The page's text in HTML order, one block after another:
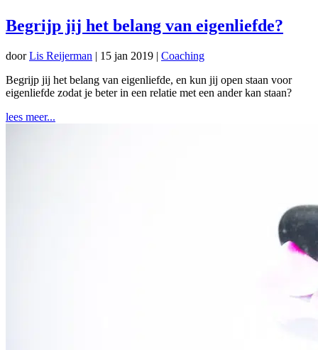
Begrijp jij het belang van eigenliefde?
doorLis Reijerman | 15 jan 2019 | Coaching
Begrijp jij het belang van eigenliefde, en kun jij open staan voor
eigenliefde zodat je beter in een relatie met een ander kan staan?
lees meer...